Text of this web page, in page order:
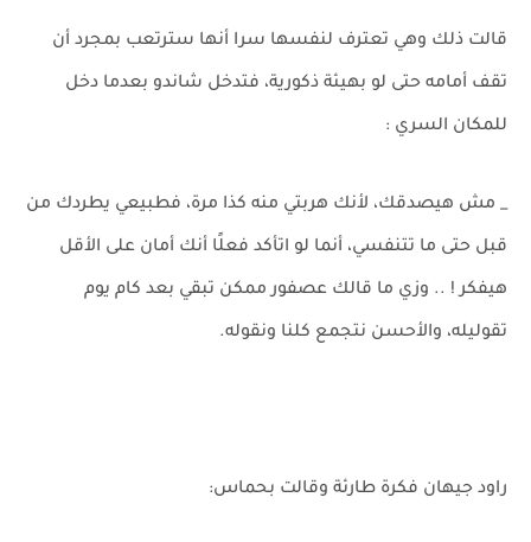
قالت ذلك وهي تعترف لنفسها سرا أنها سترتعب بمجرد أن
تقف أمامه حتى لو بهيئة ذكورية، فتدخل شاندو بعدما دخل
للمكان السري :
_ مش هيصدقك، لأنك هربتي منه كذا مرة، فطبيعي يطردك من
قبل حتى ما تتنفسي، أنما لو اتأكد فعلًا أنك أمان على الأقل
هيفكر ! .. وزي ما قالك عصفور ممكن تبقي بعد كام يوم
تقوليله، والأحسن نتجمع كلنا ونقوله.
راود جيهان فكرة طارئة وقالت بحماس: